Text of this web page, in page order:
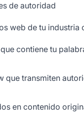
de autoridad
web de tu industria
contiene tu
que transmiten
en contenido